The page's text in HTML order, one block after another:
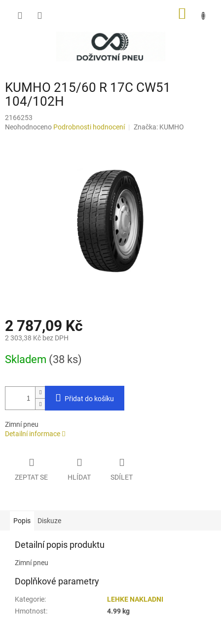
KUMHO 215/60 R 17C CW51
104/102H
2166253
Průměrné
Neohodnoceno Podrobnosti hodnocení Značka: KUMHO
2 787,09 Kč
2 303,38 Kč bez DPH
cena:
Skladem (38 ks)
Přidat do košíku
Zimní pneu
Detailní informace
ZEPTAT SE HLÍDAT SDÍLET
Popis Diskuze
Detailní popis produktu
Zimní pneu
Doplňkové parametry
Kategorie:
LEHKE NAKLADNI
Hmotnost:
4.99 kg